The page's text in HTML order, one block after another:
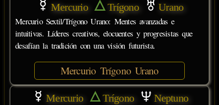
Mercurio Trígono Urano
Mercurio Sextil/Trígono Urano: Mentes avanzadas e
intuitivas. Líderes creativos, elocuentes y progresistas que
desafían la tradición con una visión futurista.
Mercurio Trígono Urano
Mercurio Trígono Neptuno